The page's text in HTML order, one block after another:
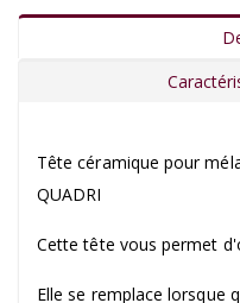
Tête céramique pour
QUADRI
Cette tête vous permet
Elle se remplace lorsque